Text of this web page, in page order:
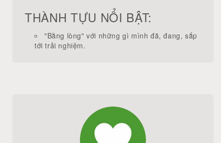
THÀNH TỰU NỔI BẬT:
"Bằng lòng" với những gì mình đã, đang, sắp
tới trải nghiệm.